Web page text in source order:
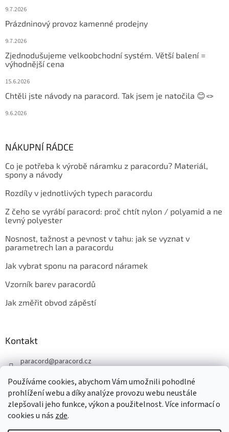
Používáme cookies, abychom Vám umožnili pohodlné
prohlížení webu a díky analýze provozu webu neustále
zlepšovali jeho funkce, výkon a použitelnost. Více informací o
cookies u nás zde.
9.7.2026
Prázdninový provoz kamenné prodejny
9.7.2026
Zjednodušujeme velkoobchodní systém. Větší balení =
výhodnější cena
15.6.2026
Chtěli jste návody na paracord. Tak jsem je natočila 😊🪢
9.6.2026
NÁKUPNÍ RÁDCE
Co je potřeba k výrobě náramku z paracordu? Materiál,
spony a návody
Rozdíly v jednotlivých typech paracordu
Z čeho se vyrábí paracord: proč chtít nylon / polyamid a ne
levný polyester
Nosnost, tažnost a pevnost v tahu: jak se vyznat v
parametrech lan a paracordu
Jak vybrat sponu na paracord náramek
Vzorník barev paracordů
Jak změřit obvod zápěstí
Kontakt
paracord@paracord.cz
+420 603 230 467
Sledujte nás také na facebooku
paracord.cz